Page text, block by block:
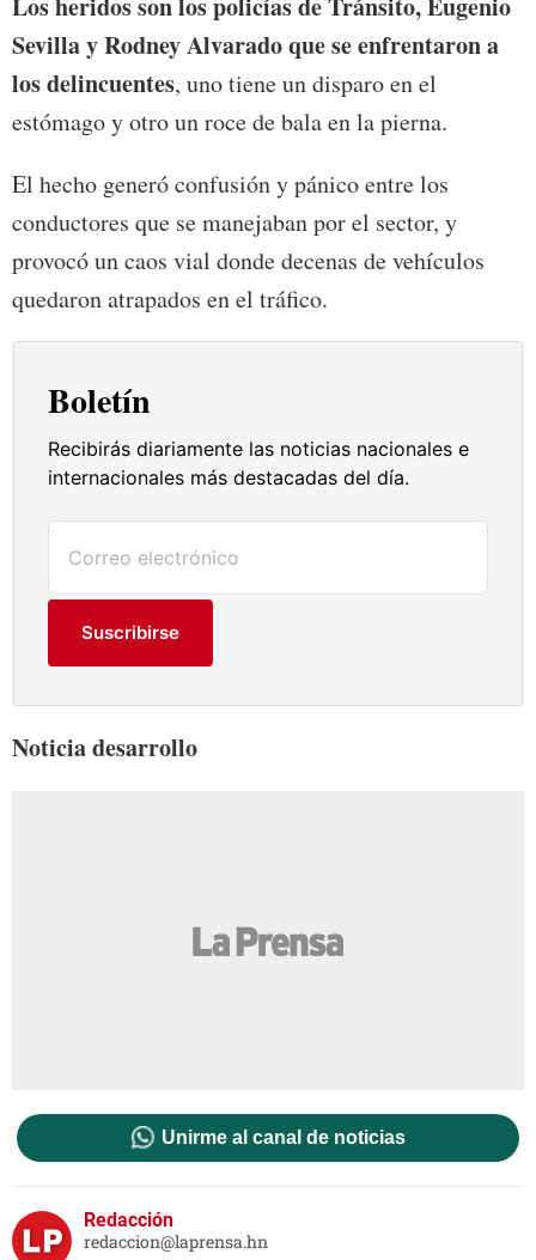
Los heridos son los policías de Tránsito, Eugenio
Sevilla y Rodney Alvarado que se enfrentaron a
los delincuentes, uno tiene un disparo en el
estómago y otro un roce de bala en la pierna.
El hecho generó confusión y pánico entre los
conductores que se manejaban por el sector, y
provocó un caos vial donde decenas de vehículos
quedaron atrapados en el tráfico.
Boletín
Recibirás diariamente las noticias nacionales e
internacionales más destacadas del día.
Suscribirse
Noticia desarrollo
Unirme al canal de noticias
Redacción
redaccion@laprensa.hn